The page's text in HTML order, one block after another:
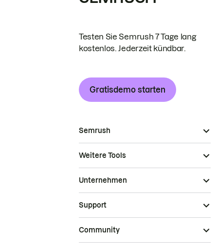
Testen Sie Semrush 7 Tage lang
kostenlos. Jederzeit kündbar.
Gratisdemo starten
Semrush
Weitere Tools
Unternehmen
Support
Community